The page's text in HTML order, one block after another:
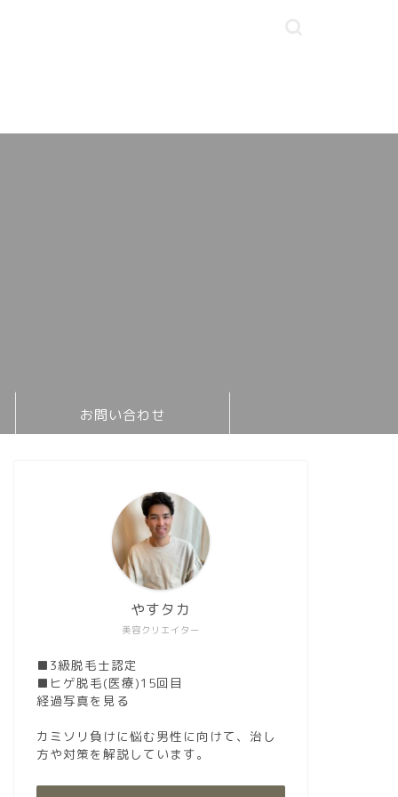
お問い合わせ
美容クリエイター
やすタカ
■3級脱毛士認定
■ヒゲ脱毛(医療)15回目
経過写真を見る
カミソリ負けに悩む男性に向けて、治し
方や対策を解説しています。